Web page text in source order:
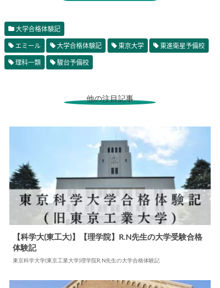
大学合格体験記
エミール 大学合格体験記 東京大学 東進衛星予備校
理科一類 駿台予備校
他の注目記事
大学合格体験記
【科学大(東工大)】【理学院】R.N先生の大学受験合格
体験記
東京科学大学(東京工業大学)理学院R.N先生の大学合格体験記